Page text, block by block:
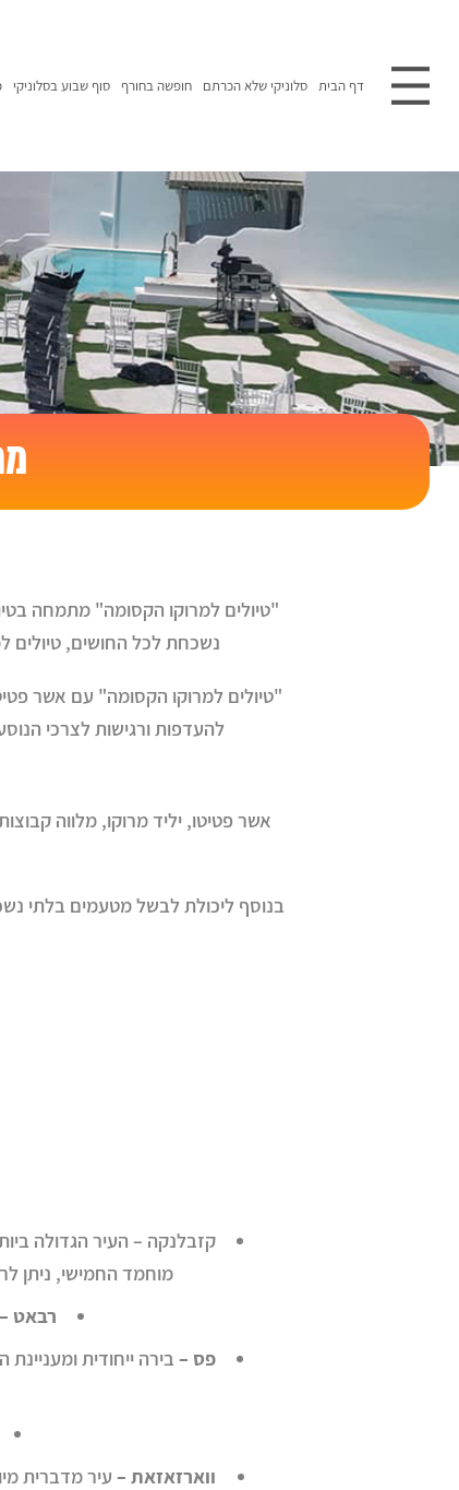
דף הבית סלוניקי שלא הכרתם חופשה בחורף סוף שבוע בסלוניקי
"טיולים למרוקו הקסומה" מתמחה
נשכחת לכל החושים, טיולים
"טיולים למרוקו הקסומה" עם אשר
להעדפות ורגישות לצרכי
אשר פטיטו, יליד מרוקו, מלווה
בנוסף ליכולת לבשל מטעמים בלתי
מוחמד החמישי, ניתן
רבאט –
פס – בירה ייחודית
ווארזאזאת –עיר מדברית